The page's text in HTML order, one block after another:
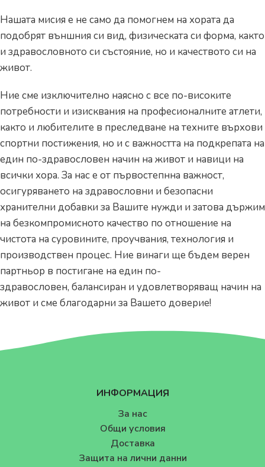
Нашата мисия е не само да помогнем на хората да
подобрят външния си вид, физическата си форма, както
и здравословното си състояние, но и качеството си на
живот.
Ние сме изключително наясно с все по-високите
потребности и изисквания на професионалните атлети,
както и любителите в преследване на техните върхови
спортни постижения, но и с важността на подкрепата на
един по-здравословен начин на живот и навици на
всички хора. За нас е от първостепнна важност,
осигуряването на здравословни и безопасни
хранителни добавки за Вашите нужди и затова държим
на безкомпромисното качество по отношение на
чистота на суровините, проучвания, технология и
производствен процес. Ние винаги ще бъдем верен
партньор в постигане на един по-
здравословен, балансиран и удовлетворяващ начин на
живот и сме благодарни за Вашето доверие!
ИНФОРМАЦИЯ
За нас
Общи условия
Доставка
Защита на лични данни